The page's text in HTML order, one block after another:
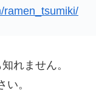
ramen_tsumiki/
れません。
。